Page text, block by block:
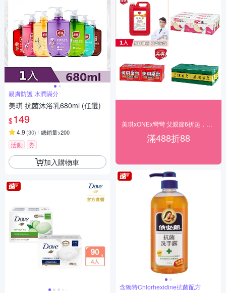
親膚防護 水潤滿分
美琪 抗菌沐浴乳680ml (任選)
$149
4.9 (30) 總銷量>200
活動 券
加入購物車
滿488折88
含獨特Chlorhexidine抗菌配方